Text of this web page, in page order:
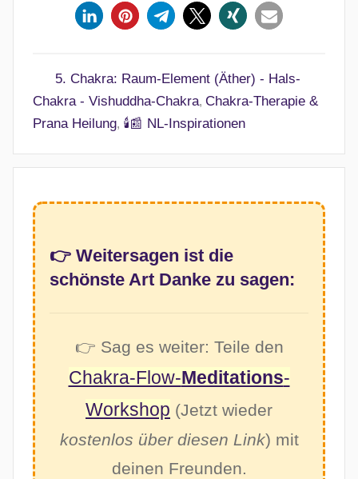
5. Chakra: Raum-Element (Äther) - Hals-
Chakra - Vishuddha-Chakra, Chakra-Therapie &
Prana Heilung, 🕯️📰 NL-Inspirationen
3
i
t
m
a
c
h
e
n
👉 Weitersagen ist die
schönste Art Danke zu sagen:
👉 Sag es weiter: Teile den
Chakra-Flow-Meditations-
Workshop (Jetzt wieder
kostenlos über diesen Link) mit
deinen Freunden.